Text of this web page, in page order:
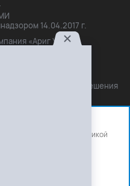
14.04.2017 г.
«Ариг Ус»,
О.Б.
с письменного разрешения
активная ссылка на
и сервисы аналитики.
с нашей
политикой